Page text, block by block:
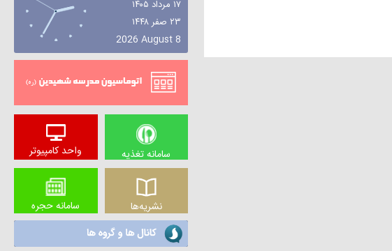
۱۷ مرداد ۱۴۰۵
۲۳ صفر ۱۴۴۸
2026 August 8
اتوماسیون
سامانه تغذیه واحد کامپیوتر
نشریه‌ها سامانه حجره